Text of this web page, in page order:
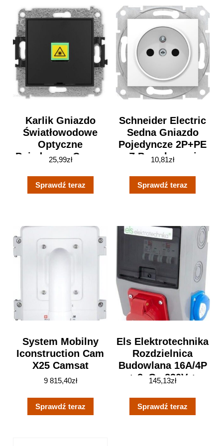
Karlik Gniazdo
Światłowodowe
Optyczne
Pojedyncze Czarny
25,99zł
Sprawdź teraz
Schneider Electric
Sedna Gniazdo
Pojedyncze 2P+PE
Z Przesłonami
10,81zł
Sprawdź teraz
System Mobilny
Iconstruction Cam
X25 Camsat
9 815,40zł
Sprawdź teraz
Els Elektrotechnika
Rozdzielnica
Budowlana 16A/4P
+ 2xGs 230V +
Obudowa
Naścienna Okienko
145,13zł
Sprawdź teraz